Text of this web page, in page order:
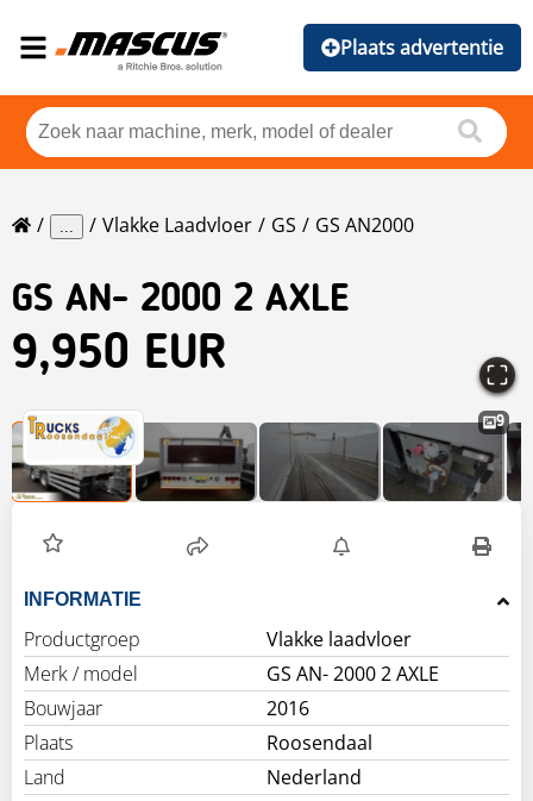
Plaats advertentie
... Vlakke Laadvloer GS GS AN2000
GS AN- 2000 2 AXLE
9,950 EUR
9
INFORMATIE
Productgroep
Vlakke laadvloer
Merk / model
GS AN- 2000 2 AXLE
Bouwjaar
2016
Plaats
Roosendaal
Land
Nederland